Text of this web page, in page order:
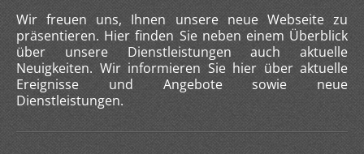
Wir freuen uns, Ihnen unsere neue Webseite zu
präsentieren. Hier finden Sie neben einem Überblick
über unsere Dienstleistungen auch aktuelle
Neuigkeiten. Wir informieren Sie hier über aktuelle
Ereignisse und Angebote sowie neue
Dienstleistungen.